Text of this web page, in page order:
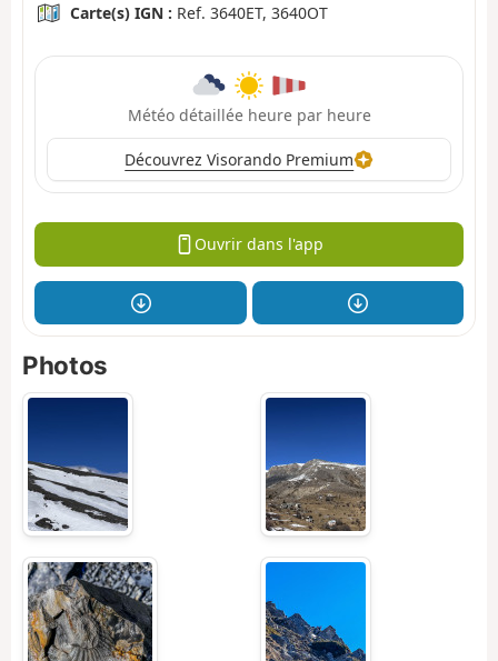
Carte(s) IGN : Ref. 3640ET, 3640OT
Météo détaillée heure par heure
Découvrez Visorando Premium
Ouvrir dans l'app
Photos